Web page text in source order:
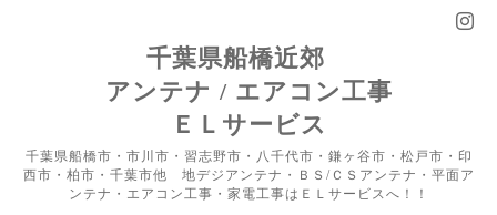
千葉県船橋近郊
アンテナ / エアコン工事
ＥＬサービス
千葉県船橋市・市川市・習志野市・八千代市・鎌ヶ谷市・松戸市・印
西市・柏市・千葉市他 地デジアンテナ・ＢＳ/ＣＳアンテナ・平面ア
ンテナ・エアコン工事・家電工事はＥＬサービスへ！！